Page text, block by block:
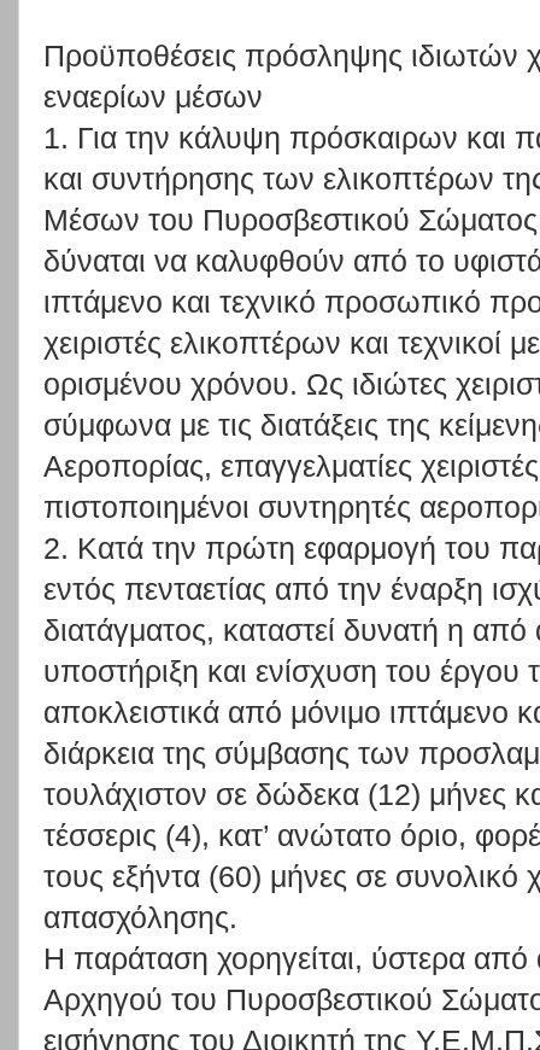
Προϋποθέσεις πρόσληψης ιδιωτών
εναερίων μέσων
1. Για την κάλυψη πρόσκαιρων και
και συντήρησης των ελικοπτέρων
Μέσων του Πυροσβεστικού
δύναται να καλυφθούν από το
ιπτάμενο και τεχνικό προσωπικό
χειριστές ελικοπτέρων και τεχνικοί
ορισμένου χρόνου. Ως ιδιώτες
σύμφωνα με τις διατάξεις της
Αεροπορίας, επαγγελματίες
πιστοποιημένοι συντηρητές
2. Κατά την πρώτη εφαρμογή του
εντός πενταετίας από την έναρξη
διατάγματος, καταστεί δυνατή η από
υποστήριξη και ενίσχυση του
αποκλειστικά από μόνιμο ιπτάμενο
διάρκεια της σύμβασης των
τουλάχιστον σε δώδεκα (12) μήνες
τέσσερις (4), κατ’ ανώτατο όριο,
τους εξήντα (60) μήνες σε συνολικό
απασχόλησης.
Η παράταση χορηγείται, ύστερα
Αρχηγού του Πυροσβεστικού
εισήγησης του Διοικητή της